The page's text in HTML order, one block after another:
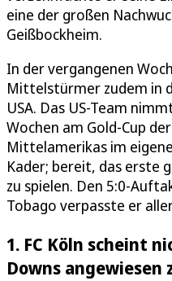
eine der großen
Geißbockheim.
In der vergangenen
Mittelstürmer zudem in
USA. Das US-Team
Wochen am Gold-Cup
Mittelamerikas im
Kader; bereit, das erste
zu spielen. Den 5:0-
Tobago verpasste er
1. FC Köln scheint
Downs angewiesen